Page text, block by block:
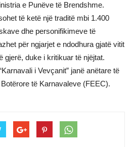
e Punëve të Brendshme.
të ketë një traditë mbi 1.400
dhe personifikimeve të
për ngjarjet e ndodhura gjatë vitit
gjerë, duke i kritikuar të njëjtat.
i Vevçanit” janë anëtare të
të Karnavaleve (FEEC).